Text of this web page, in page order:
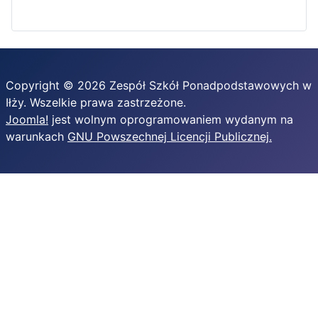
Copyright © 2026 Zespół Szkół Ponadpodstawowych w
Iłży. Wszelkie prawa zastrzeżone.
Joomla! jest wolnym oprogramowaniem wydanym na
warunkach GNU Powszechnej Licencji Publicznej.